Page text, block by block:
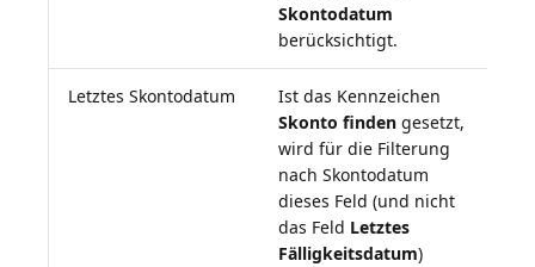
Skontodatum
berücksichtigt.
Letztes Skontodatum
Ist das Kennzeichen
Skonto finden gesetzt,
wird für die Filterung
nach Skontodatum
dieses Feld (und nicht
das Feld Letztes
Fälligkeitsdatum)